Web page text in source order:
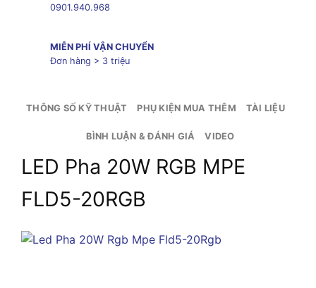
0901.940.968
MIỄN PHÍ VẬN CHUYỂN
Đơn hàng > 3 triệu
THÔNG SỐ KỸ THUẬT PHỤ KIỆN MUA THÊM TÀI LIỆU
BÌNH LUẬN & ĐÁNH GIÁ VIDEO
LED Pha 20W RGB MPE
FLD5-20RGB